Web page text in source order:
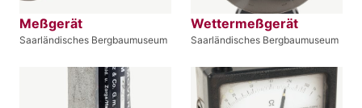
Meßgerät
Saarländisches Bergbaumuseum
Wettermeßgerät
Saarländisches Bergbaumuseum